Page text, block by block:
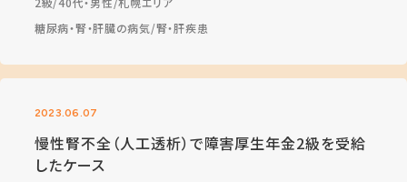
糖尿病・腎・肝臓の病気 腎・肝疾患
2023.06.07
慢性腎不全（人工透析）で障害厚生年金2級を受給
したケース